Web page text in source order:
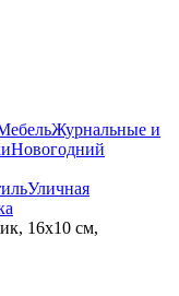
Журнальные и
Новогодний
Уличная
16х10 см,